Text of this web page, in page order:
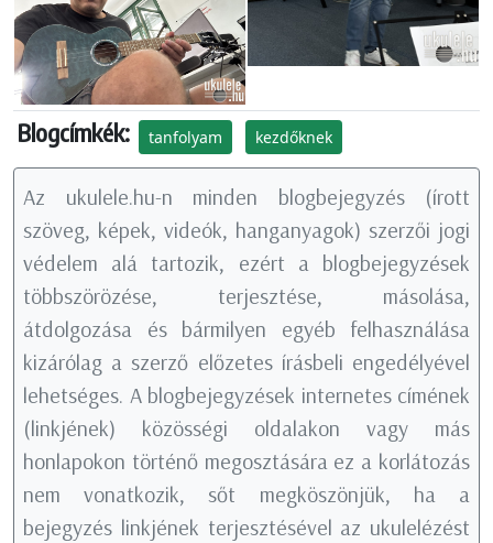
Blogcímkék: tanfolyam kezdőknek
Az ukulele.hu-n minden blogbejegyzés (írott
szöveg, képek, videók, hanganyagok) szerzői jogi
védelem alá tartozik, ezért a blogbejegyzések
többszörözése, terjesztése, másolása,
átdolgozása és bármilyen egyéb felhasználása
kizárólag a szerző előzetes írásbeli engedélyével
lehetséges. A blogbejegyzések internetes címének
(linkjének) közösségi oldalakon vagy más
honlapokon történő megosztására ez a korlátozás
nem vonatkozik, sőt megköszönjük, ha a
bejegyzés linkjének terjesztésével az ukulelézést